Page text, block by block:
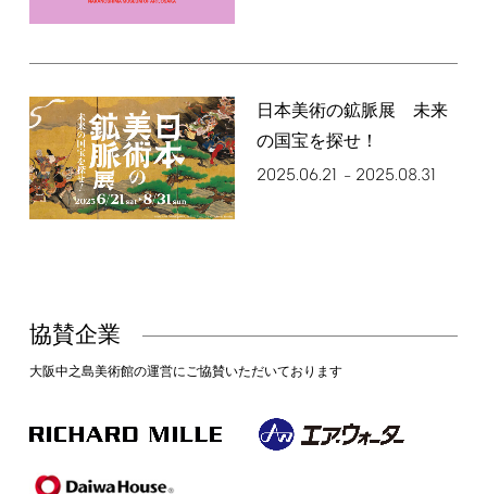
日本美術の鉱脈展 未来
の国宝を探せ！
2025.06.21 – 2025.08.31
協賛企業
大阪中之島美術館の運営にご協賛いただいております